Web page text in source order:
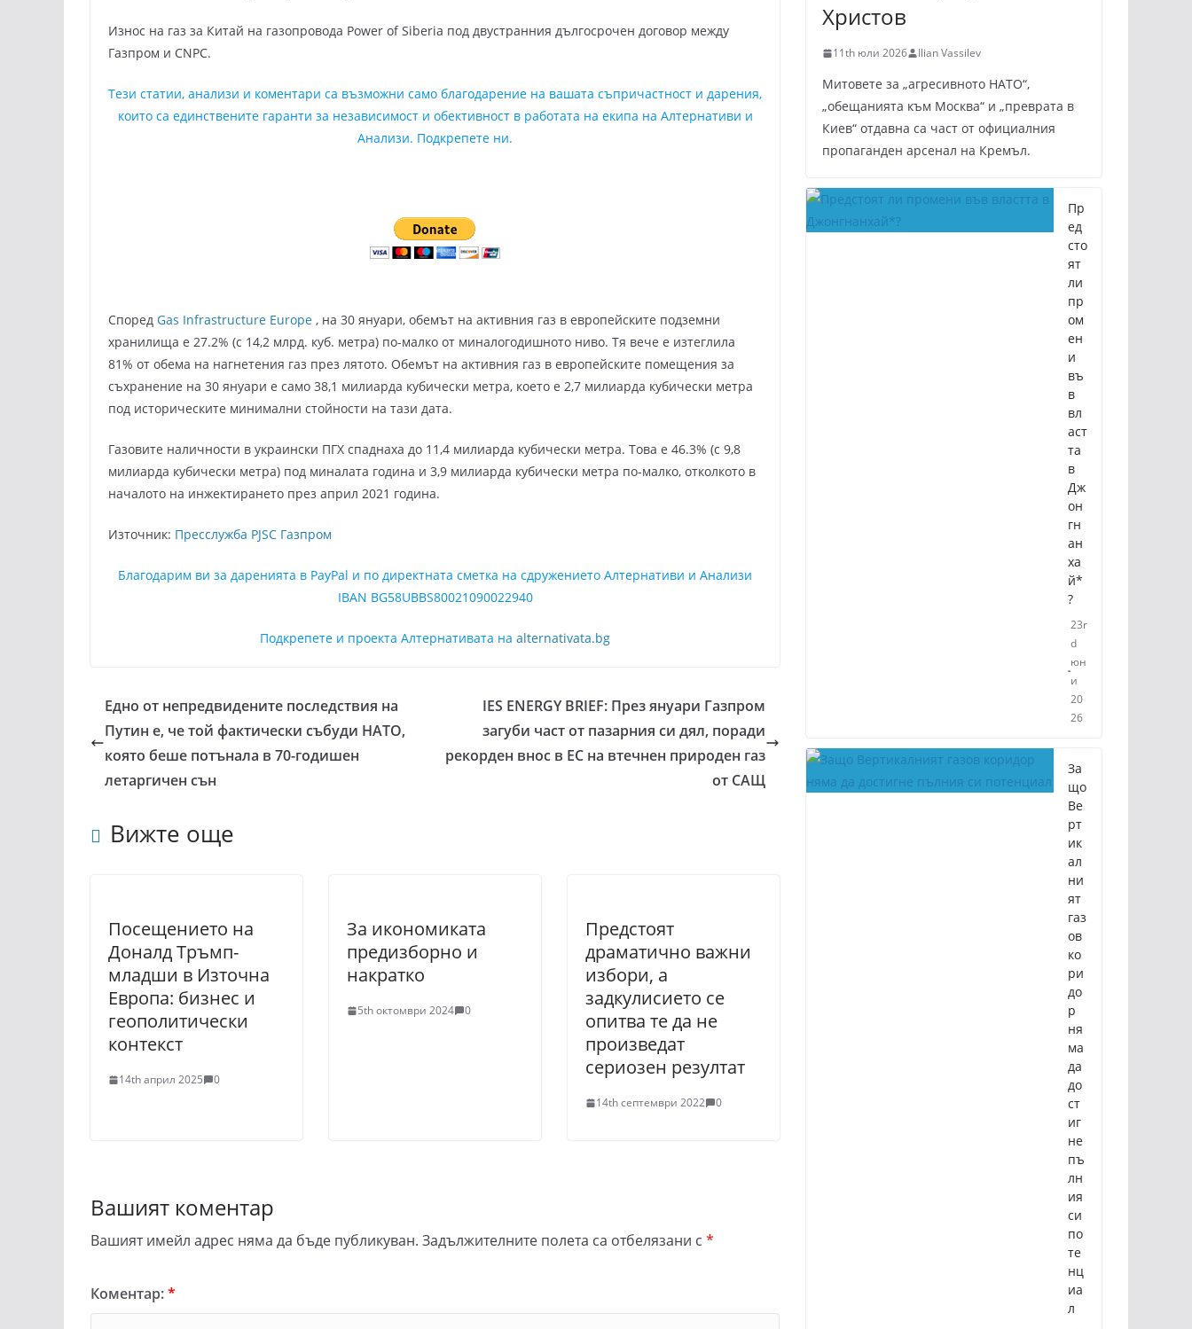
Износ на газ за Китай на газопровода Power of Siberia под двустранния дългосрочен договор между
Газпром и CNPC.
Тези статии, анализи и коментари са възможни само благодарение на вашата съпричастност и дарения,
които са единствените гаранти за независимост и обективност в работата на екипа на Алтернативи и
Анализи. Подкрепете ни.
Според Gas Infrastructure Europe , на 30 януари, обемът на активния газ в европейските подземни
хранилища е 27.2% (с 14,2 млрд. куб. метра) по-малко от миналогодишното ниво. Тя вече е изтеглила
81% от обема на нагнетения газ през лятото. Обемът на активния газ в европейските помещения за
съхранение на 30 януари е само 38,1 милиарда кубически метра, което е 2,7 милиарда кубически метра
под историческите минимални стойности на тази дата.
Газовите наличности в украински ПГХ спаднаха до 11,4 милиарда кубически метра. Това е 46.3% (с 9,8
милиарда кубически метра) под миналата година и 3,9 милиарда кубически метра по-малко, отколкото в
началото на инжектирането през април 2021 година.
Източник: Пресслужба PJSC Газпром
Благодарим ви за даренията в PayPal и по директната сметка на сдружението Алтернативи и Анализи
IBAN BG58UBBS80021090022940
Подкрепете и проекта Алтернативата на alternativata.bg
Едно от непредвидените последствия на
Путин е, че той фактически събуди НАТО,
която беше потънала в 70-годишен
летаргичен сън
IES ENERGY BRIEF: През януари Газпром
загуби част от пазарния си дял, поради
рекорден внос в ЕС на втечнен природен газ
от САЩ
Вижте още
Посещението на
Доналд Тръмп-
младши в Източна
Европа: бизнес и
геополитически
контекст
14th април 2025 0
За икономиката
предизборно и
накратко
5th октомври 2024 0
Предстоят
драматично важни
избори, а
задкулисието се
опитва те да не
произведат
сериозен резултат
14th септември 2022 0
Вашият коментар
Вашият имейл адрес няма да бъде публикуван. Задължителните полета са отбелязани с *
Коментар:*
Христов
11th юли 2026 Ilian Vassilev
Митовете за „агресивното НАТО“,
„обещанията към Москва“ и „преврата в
Киев“ отдавна са част от официалния
пропаганден арсенал на Кремъл.
Пр
ед
сто
ят
ли
пр
ом
ен
и
въ
в
вл
аст
та
в
Дж
он
гн
ан
ха
й*
?
23r
d
юн
и
20
26
За
що
Ве
рт
ик
ал
ни
ят
газ
ов
ко
ри
до
р
ня
ма
да
до
ст
иг
не
пъ
лн
ия
си
по
те
нц
иа
л